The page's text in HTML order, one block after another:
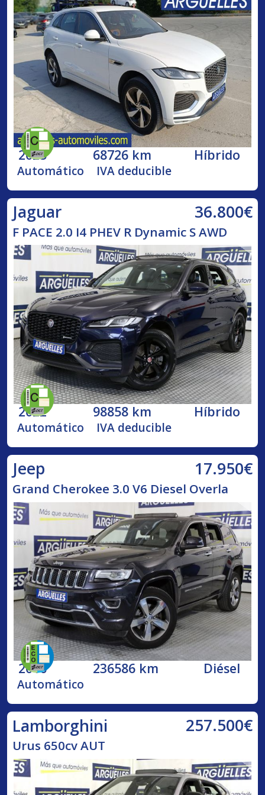
2025 68726 km Híbrido
Automático IVA deducible
Jaguar 36.800€
F PACE 2.0 I4 PHEV R Dynamic S AWD
2022 98858 km Híbrido
Automático IVA deducible
Jeep 17.950€
Grand Cherokee 3.0 V6 Diesel Overla
2016 236586 km Diésel
Automático
Lamborghini 257.500€
Urus 650cv AUT